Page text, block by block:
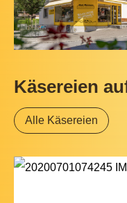
Käsereien
Alle Käsereien